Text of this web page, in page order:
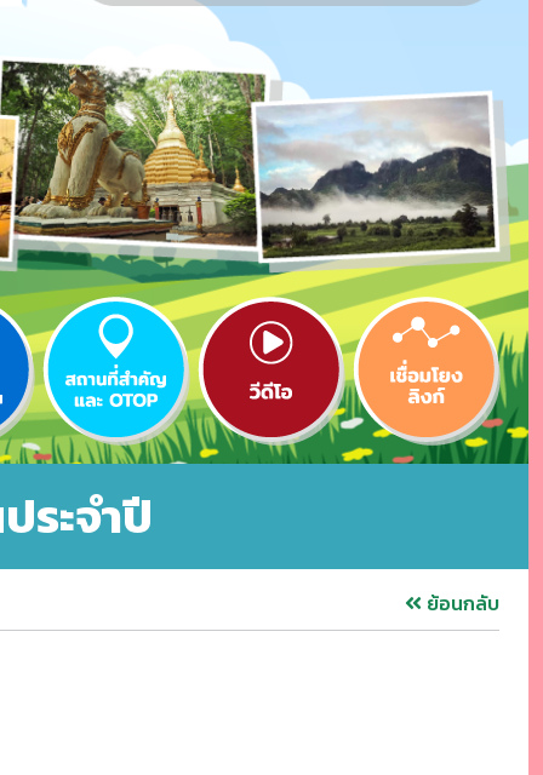
ระจำปี
ย้อนกลับ